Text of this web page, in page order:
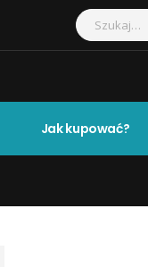
Jak kupować?